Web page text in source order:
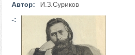
Автор:
И.З.Суриков
-: